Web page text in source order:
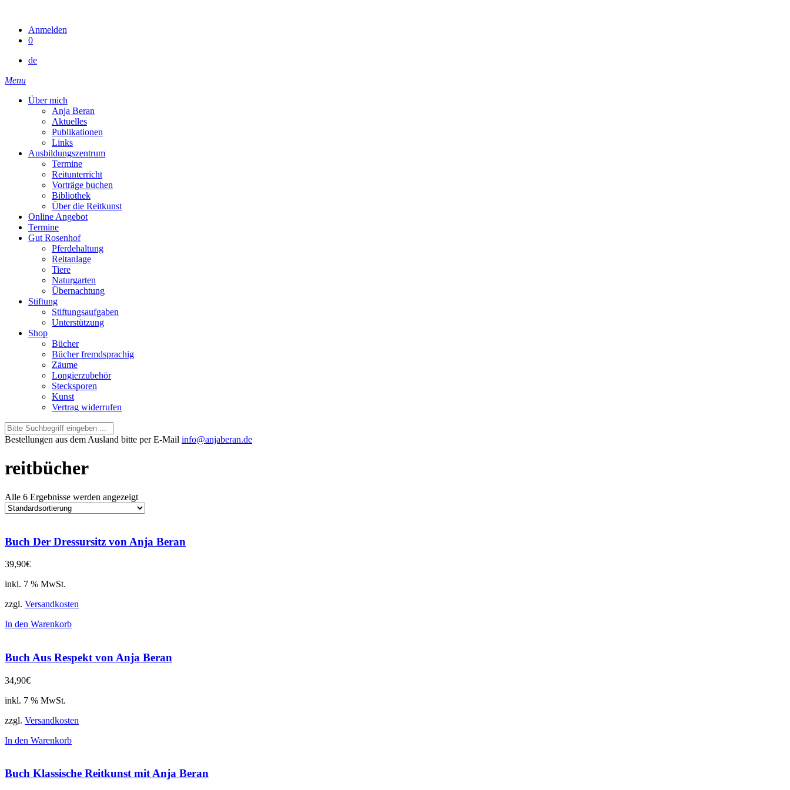
contentAnmelden
0
de
Menu
Über mich
Anja Beran
Aktuelles
Publikationen
Links
Ausbildungszentrum
Termine
Reitunterricht
Vorträge buchen
Bibliothek
Über die Reitkunst
Online Angebot
Termine
Gut Rosenhof
Pferdehaltung
Reitanlage
Tiere
Naturgarten
Übernachtung
Stiftung
Stiftungsaufgaben
Unterstützung
Shop
Bücher
Bücher fremdsprachig
Zäume
Longierzubehör
Stecksporen
Kunst
Vertrag widerrufen
Bestellungen aus dem Ausland bitte per E-Mail info@anjaberan.de
reitbücher
Alle 6 Ergebnisse werden angezeigt
Buch Der Dressursitz von Anja Beran
39,90€
inkl. 7 % MwSt.
zzgl. Versandkosten
In den Warenkorb
Buch Aus Respekt von Anja Beran
34,90€
inkl. 7 % MwSt.
zzgl. Versandkosten
In den Warenkorb
Buch Klassische Reitkunst mit Anja Beran